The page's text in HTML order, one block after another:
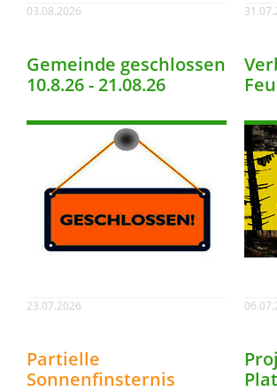
03.08.2026
Gemeinde geschlossen
10.8.26 - 21.08.26
23.07.2026
Partielle
Sonnenfinsternis